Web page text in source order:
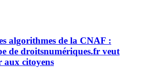
algorithmes de la CNAF :
de droitsnumériques.fr veut
aux citoyens